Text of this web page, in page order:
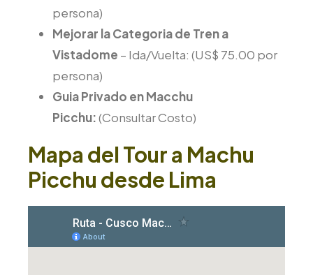
persona)
Mejorar la Categoria de Tren a
Vistadome – Ida/Vuelta: (US$ 75.00 por
persona)
Guia Privado en Macchu
Picchu:(Consultar Costo)
Mapa del Tour a Machu
Picchu desde Lima